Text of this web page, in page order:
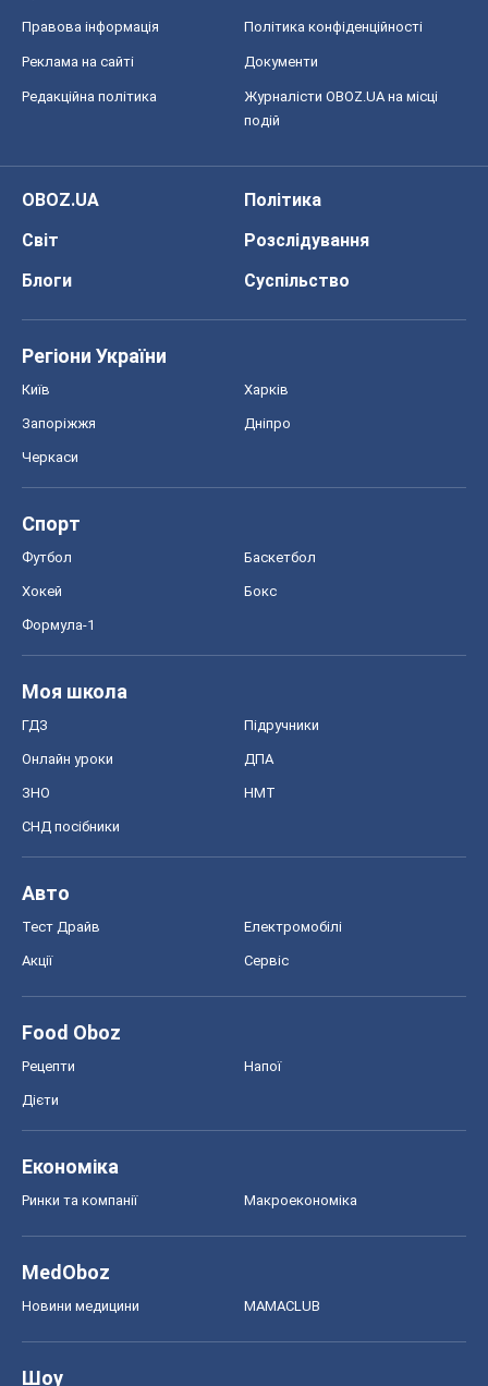
Правова інформація Політика конфіденційності
Реклама на сайті Документи
Редакційна політика
Журналісти OBOZ.UA на місці
подій
OBOZ.UA
Політика
Світ
Розслідування
Блоги
Суспільство
Регіони України
Київ Харків
Запоріжжя Дніпро
Черкаси
Спорт
Футбол Баскетбол
Хокей Бокс
Формула-1
Моя школа
ГДЗ Підручники
Онлайн уроки ДПА
ЗНО НМТ
СНД посібники
Авто
Тест Драйв Електромобілі
Акції Сервіс
Food Oboz
Рецепти Напої
Дієти
Економіка
Ринки та компанії Макроекономіка
MedOboz
Новини медицини MAMACLUB
Шоу